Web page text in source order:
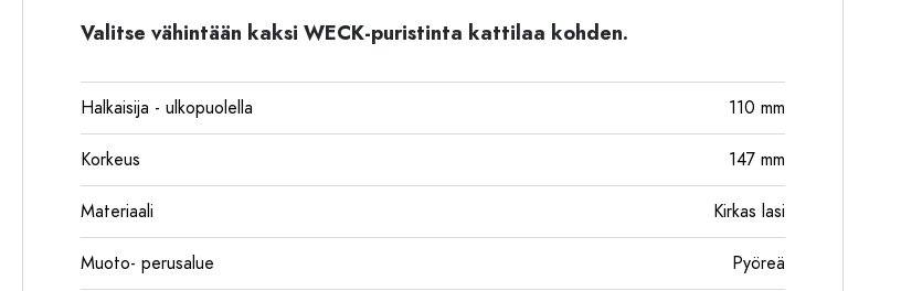
Valitse vähintään kaksi WECK-puristinta kattilaa kohden.
Halkaisija - ulkopuolella 110 mm
Korkeus 147 mm
Materiaali Kirkas lasi
Muoto- perusalue Pyöreä